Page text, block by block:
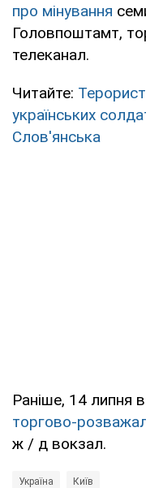
про мінування
Головпоштамт,
телеканал.
Читайте:
українських
Слов'янська
Раніше, 14 липня
торгово-
ж / д вокзал.
Україна Київ